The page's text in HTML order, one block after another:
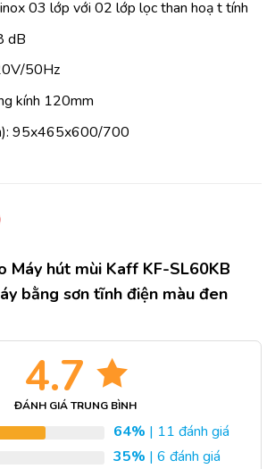
03 lớp với 02 lớp lọc than hoạ t tính
dB
50Hz
kính 120mm
95x465x600/700
Máy hút mùi Kaff KF-SL60KB
bằng sơn tĩnh điện màu đen
4.7
ĐÁNH GIÁ TRUNG BÌNH
64% | 11 đánh giá
35% | 6 đánh giá